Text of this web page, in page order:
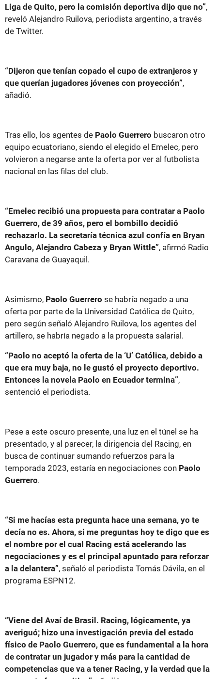
Liga de Quito, pero la comisión deportiva dijo que no”,
reveló Alejandro Ruilova, periodista argentino, a través
de Twitter.
“Dijeron que tenían copado el cupo de extranjeros y
que querían jugadores jóvenes con proyección”,
añadió.
Tras ello, los agentes de Paolo Guerrero buscaron otro
equipo ecuatoriano, siendo el elegido el Emelec, pero
volvieron a negarse ante la oferta por ver al futbolista
nacional en las filas del club.
“Emelec recibió una propuesta para contratar a Paolo
Guerrero, de 39 años, pero el bombillo decidió
rechazarlo. La secretaría técnica azul confía en Bryan
Angulo, Alejandro Cabeza y Bryan Wittle”, afirmó Radio
Caravana de Guayaquil.
Asimismo, Paolo Guerrero se habría negado a una
oferta por parte de la Universidad Católica de Quito,
pero según señaló Alejandro Ruilova, los agentes del
artillero, se habría negado a la propuesta salarial.
“Paolo no aceptó la oferta de la ‘U’ Católica, debido a
que era muy baja, no le gustó el proyecto deportivo.
Entonces la novela Paolo en Ecuador termina”,
sentenció el periodista.
Pese a este oscuro presente, una luz en el túnel se ha
presentado, y al parecer, la dirigencia del Racing, en
busca de continuar sumando refuerzos para la
temporada 2023, estaría en negociaciones con Paolo
Guerrero.
“Si me hacías esta pregunta hace una semana, yo te
decía no es. Ahora, si me preguntas hoy te digo que es
el nombre por el cual Racing está acelerando las
negociaciones y es el principal apuntado para reforzar
a la delantera”, señaló el periodista Tomás Dávila, en el
programa ESPN12.
“Viene del Avaí de Brasil. Racing, lógicamente, ya
averiguó; hizo una investigación previa del estado
físico de Paolo Guerrero, que es fundamental a la hora
de contratar un jugador y más para la cantidad de
competencias que va a tener Racing, y la verdad que la